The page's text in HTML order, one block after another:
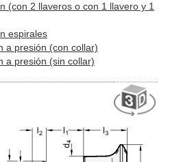
(con 2 llaveros o con 1 llavero y 1
espirales
a presión (con collar)
a presión (sin collar)